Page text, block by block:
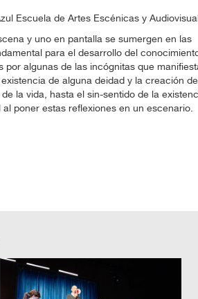
Escuela de Artes Escénicas y
y uno en pantalla se sumergen en las
para el desarrollo del
por algunas de las incógnitas que
de alguna deidad y la creación
la vida, hasta el sin-sentido de la
poner estas reflexiones en un escenario.